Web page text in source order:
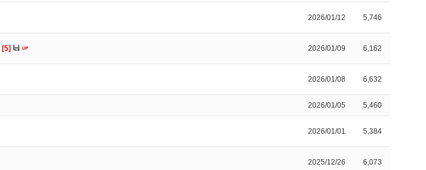
2026/01/12 5,746
[5] 2026/01/09 6,162
2026/01/08 6,632
2026/01/05 5,460
2026/01/01 5,384
2025/12/26 6,073